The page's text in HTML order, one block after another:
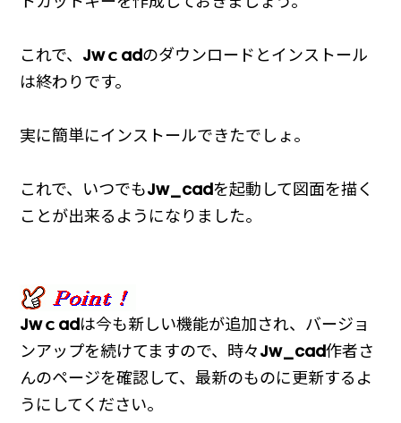
これで、 Jwｃadのダウンロードとインストール
は終わりです。
実に簡単にインストールできたでしょ。
これで、いつでもJw_cadを起動して図面を描く
ことが出来るようになりました。
Jwｃadは今も新しい機能が追加され、バージョ
ンアップを続けてますので、時々Jw_cad作者さ
んのページを確認して、最新のものに更新するよ
うにしてください。